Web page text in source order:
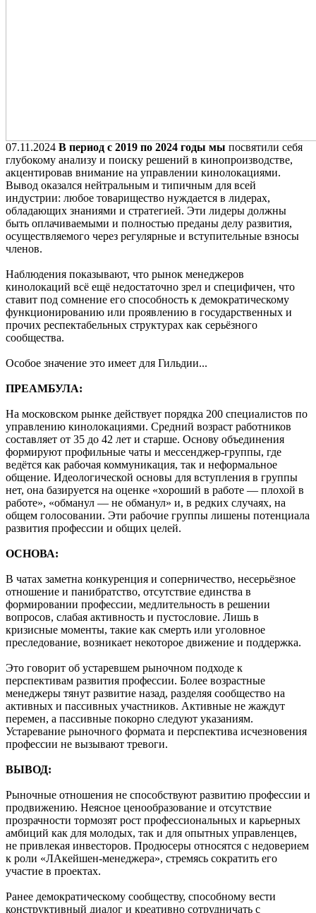
07.11.2024 В период с 2019 по 2024 годы мы посвятили себя
глубокому анализу и поиску решений в кинопроизводстве,
акцентировав внимание на управлении кинолокациями.
Вывод оказался нейтральным и типичным для всей
индустрии: любое товарищество нуждается в лидерах,
обладающих знаниями и стратегией. Эти лидеры должны
быть оплачиваемыми и полностью преданы делу развития,
осуществляемого через регулярные и вступительные взносы
членов.
Наблюдения показывают, что рынок менеджеров
кинолокаций всё ещё недостаточно зрел и специфичен, что
ставит под сомнение его способность к демократическому
функционированию или проявлению в государственных и
прочих респектабельных структурах как серьёзного
сообщества.
Особое значение это имеет для Гильдии...
ПРЕАМБУЛА:
На московском рынке действует порядка 200 специалистов по
управлению кинолокациями. Средний возраст работников
составляет от 35 до 42 лет и старше. Основу объединения
формируют профильные чаты и мессенджер-группы, где
ведётся как рабочая коммуникация, так и неформальное
общение. Идеологической основы для вступления в группы
нет, она базируется на оценке «хороший в работе — плохой в
работе», «обманул — не обманул» и, в редких случаях, на
общем голосовании. Эти рабочие группы лишены потенциала
развития профессии и общих целей.
ОСНОВА:
В чатах заметна конкуренция и соперничество, несерьёзное
отношение и панибратство, отсутствие единства в
формировании профессии, медлительность в решении
вопросов, слабая активность и пустословие. Лишь в
кризисные моменты, такие как смерть или уголовное
преследование, возникает некоторое движение и поддержка.
Это говорит об устаревшем рыночном подходе к
перспективам развития профессии. Более возрастные
менеджеры тянут развитие назад, разделяя сообщество на
активных и пассивных участников. Активные не жаждут
перемен, а пассивные покорно следуют указаниям.
Устаревание рыночного формата и перспектива исчезновения
профессии не вызывают тревоги.
ВЫВОД:
Рыночные отношения не способствуют развитию профессии и
продвижению. Неясное ценообразование и отсутствие
прозрачности тормозят рост профессиональных и карьерных
амбиций как для молодых, так и для опытных управленцев,
не привлекая инвесторов. Продюсеры относятся с недоверием
к роли «ЛАкейшен-менеджера», стремясь сократить его
участие в проектах.
Ранее демократическому сообществу, способному вести
конструктивный диалог и креативно сотрудничать с